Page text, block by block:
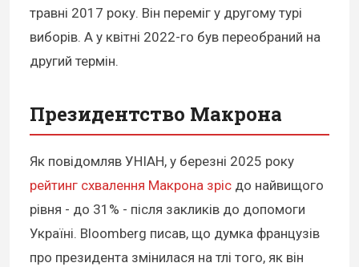
травні 2017 року. Він переміг у другому турі
виборів. А у квітні 2022-го був переобраний на
другий термін.
Президентство Макрона
Як повідомляв УНІАН, у березні 2025 року
рейтинг схвалення Макрона зріс до найвищого
рівня - до 31% - після закликів до допомоги
Україні. Bloomberg писав, що думка французів
про президента змінилася на тлі того, як він